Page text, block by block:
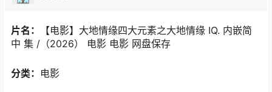
片名：
【电影】大地情缘四大元素之大地情缘 IQ. 内嵌简
中 集 /（2026） 电影 电影 网盘保存
分类： 电影